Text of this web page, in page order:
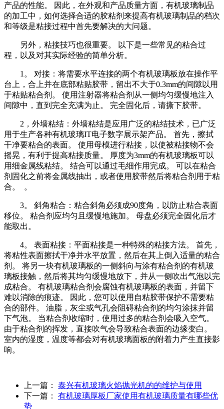
产品的性能。 因此，在外观和产品质量方面，有机玻璃制品
的加工中，如何选择合适的胶粘剂来提高有机玻璃制品的档次
和等级是粘接过程中首先要解决的大问题。
另外，粘接技巧也很重要。 以下是一些常见的粘合过
程，以及对其实际经验的简单分析。
1。 对接：将需要水平连接的两个有机玻璃板放在操作平
台上，合上并在底部粘贴胶带，留出不大于0.3mm的间隙以用
于粘贴粘合剂。 使用注射器将粘合剂从一侧均匀缓慢地注入
间隙中，直到完全充满为止。 完全固化后，请撕下胶带。
2，外墙粘结：外墙粘结是应用广泛的粘结技术，已广泛
用于生产各种有机玻璃IT电子数字展示架产品。 首先，擦拭
干净要粘合的表面。 使用母模进行粘接，以使被粘接物不会
摇晃，有利于提高粘接质量。 厚度为3mm的有机玻璃板可以
用细金属线粘结。 结合可以通过毛细作用完成。 可以在粘合
剂固化之前将金属线抽出，或者使用胶带然后将粘合剂用于粘
合。 。
3。 斜角粘合：粘合斜角必须成90度角，以防止粘合表面
移位。 粘合剂应均匀且缓慢地施加。 母盘必须完全固化后才
能取出。
4。 表面粘接：平面粘接是一种特殊的粘接方法。 首先，
将粘性表面擦拭干净并水平放置，然后在其上倒入适量的粘合
剂。 将另一块有机玻璃板的一侧斜向与涂有粘合剂的有机玻
璃板接触，然后将其均匀缓慢地放下，并从一侧吹出气泡以完
成粘合。 有机玻璃粘合剂会腐蚀有机玻璃板的表面，并留下
难以消除的痕迹。 因此，您可以使用自粘胶带保护不需要粘
合的部件。 油脂，灰尘或气孔会阻碍粘合剂的均匀涂抹并留
下气泡。 当粘合剂收缩时，使用过多的粘合剂会吸入空气。
由于粘合剂的挥发，直接吹气会导致粘合表面的边缘变白。
室内的湿度，温度等都会对有机玻璃面板的附着力产生直接影
响。
上一篇：
泰兴有机玻璃火焰抛光机的的维护与使用
下一篇：
有机玻璃厚板厂家使用有机玻璃质量有哪些优
势